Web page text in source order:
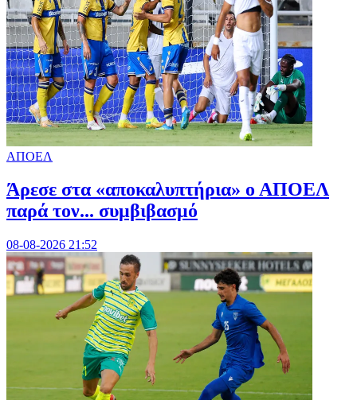
ΑΠΟΕΛ
Άρεσε στα «αποκαλυπτήρια» ο ΑΠΟΕΛ
παρά τον... συμβιβασμό
08-08-2026 21:52